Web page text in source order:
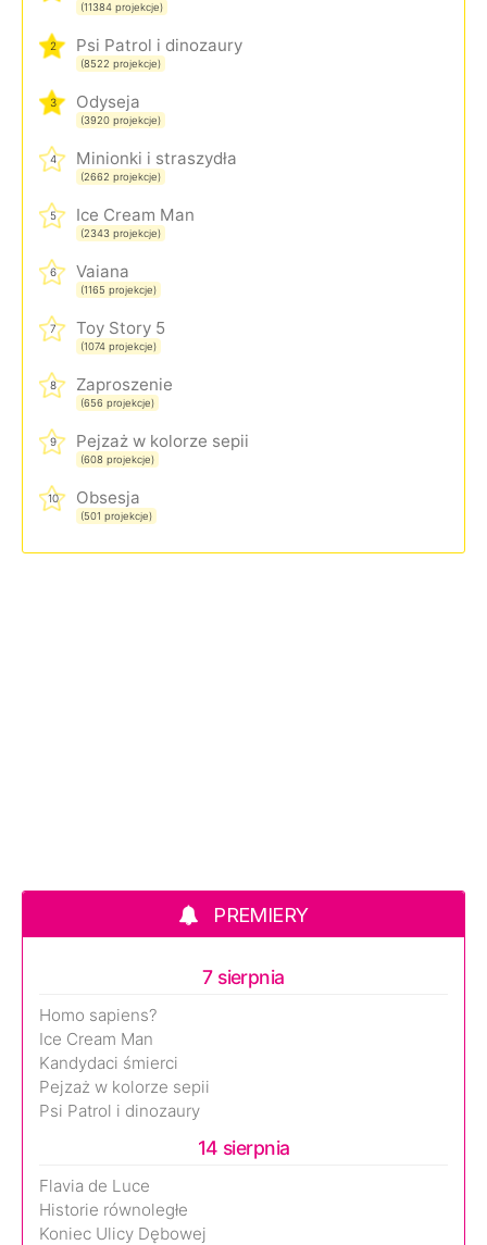
(11384 projekcje)
2 Psi Patrol i dinozaury
(8522 projekcje)
3 Odyseja
(3920 projekcje)
4 Minionki i straszydła
(2662 projekcje)
5 Ice Cream Man
(2343 projekcje)
6 Vaiana
(1165 projekcje)
7 Toy Story 5
(1074 projekcje)
8 Zaproszenie
(656 projekcje)
9 Pejzaż w kolorze sepii
(608 projekcje)
10 Obsesja
(501 projekcje)
PREMIERY
7 sierpnia
Homo sapiens?
Ice Cream Man
Kandydaci śmierci
Pejzaż w kolorze sepii
Psi Patrol i dinozaury
14 sierpnia
Flavia de Luce
Historie równoległe
Koniec Ulicy Dębowej